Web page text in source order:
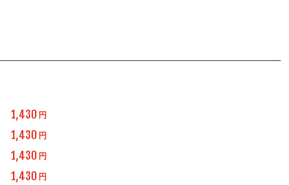
1,430 円
1,430 円
1,430 円
1,430 円